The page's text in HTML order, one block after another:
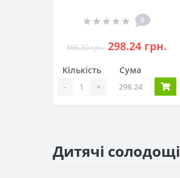
0
366.30 грн. 298.24 грн.
Кількість
- +
Сума
Дитячі солодощі